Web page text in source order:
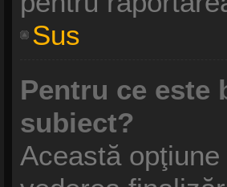
Sus
Pentru ce este
subiect?
Această